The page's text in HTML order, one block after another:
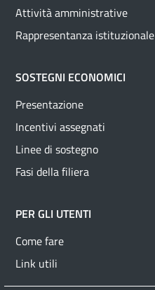
Attività amministrative
Rappresentanza istituzionale
SOSTEGNI ECONOMICI
Presentazione
Incentivi assegnati
Linee di sostegno
Fasi della filiera
PER GLI UTENTI
Come fare
Link utili